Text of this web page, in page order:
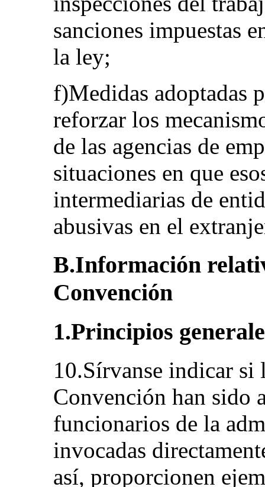
sanciones impuestas
la ley;
f)Medidas adoptadas
reforzar los
de las agencias de
situaciones en que
intermediarias de
abusivas en el
B.Información
Convención
1.Principios
10.Sírvanse indicar si
Convención han sido
funcionarios de la
invocadas
así, proporcionen